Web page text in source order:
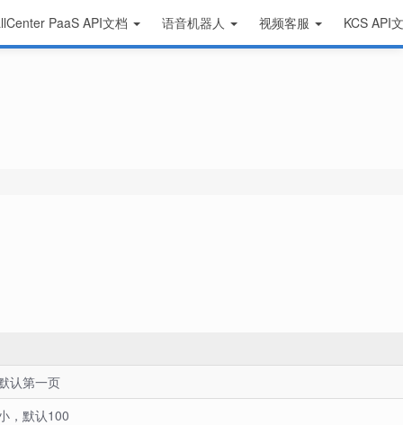
PaaS API文档 语音机器人 视频客服 KCS API
认第一页
，默认100